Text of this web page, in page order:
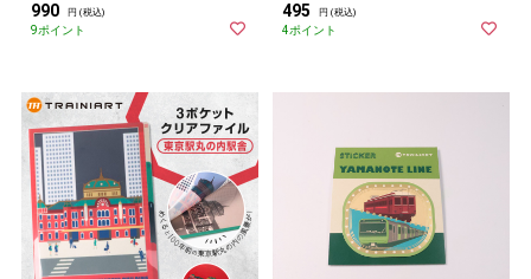
990 円 (税込)
9ポイント
495 円 (税込)
4ポイント